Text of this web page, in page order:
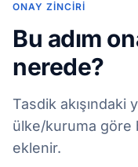
ONAY ZINCIRI
Bu adım
nerede?
Tasdik
ülke/kuruma göre
eklenir.